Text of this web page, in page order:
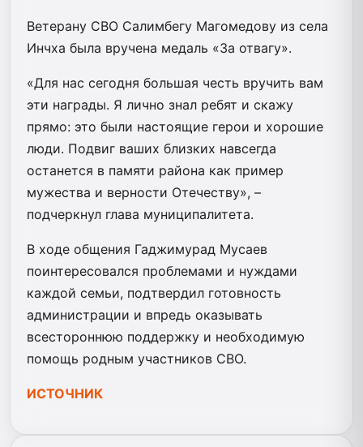
Ветерану СВО Салимбегу Магомедову из села
Инчха была вручена медаль «За отвагу».
«Для нас сегодня большая честь вручить вам
эти награды. Я лично знал ребят и скажу
прямо: это были настоящие герои и хорошие
люди. Подвиг ваших близких навсегда
останется в памяти района как пример
мужества и верности Отечеству», –
подчеркнул глава муниципалитета.
В ходе общения Гаджимурад Мусаев
поинтересовался проблемами и нуждами
каждой семьи, подтвердил готовность
администрации и впредь оказывать
всестороннюю поддержку и необходимую
помощь родным участников СВО.
ИСТОЧНИК